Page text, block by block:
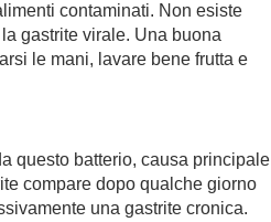
contaminati. Non esiste
gastrite virale. Una buona
le mani, lavare bene frutta e
questo batterio, causa principale
compare dopo qualche giorno
una gastrite cronica.